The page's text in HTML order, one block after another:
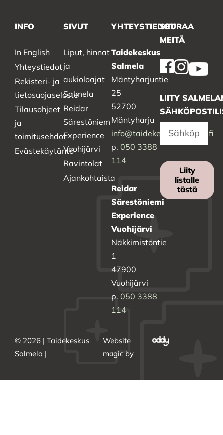
INFO
In English
Yhteystiedot
Rekisteri- ja
tietosuojaseloste
Tilausohjeet
ja
toimitusehdot
Evästekäytäntö
SIVUT
Liput, hinnat
ja
aukioloajat
Salmela
Reidar
Särestöniemi
Experience
Vuohijärvi
Ravintolat
Ajankohtaista
YHTEYSTIEDOT
Taidekeskus
Salmela
Mäntyharjuntie
25
52700
Mäntyharju
info@taidekeskussalmela.fi
p. 050 3388
114
Reidar
Särestöniemi
Experience
Vuohijärvi
Näkkimistöntie
1
47900
Vuohijärvi
p. 050 3388
114
SEURAA
MEITÄ
LIITY
Liity
listalle
tästä
© 2026 | Taidekeskus
Salmela |
Website
magic by